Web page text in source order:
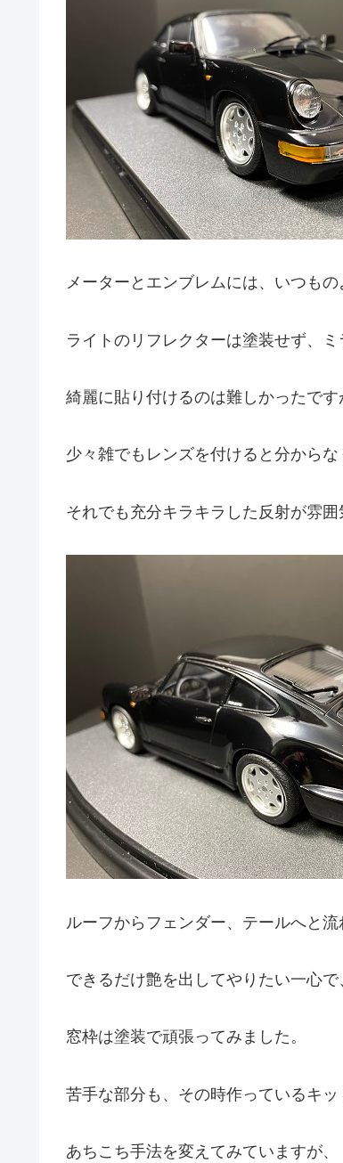
メーターとエンブレムには、いつもの
ライトのリフレクターは塗装せず、
綺麗に貼り付けるのは難しかったです
少々雑でもレンズを付けると分からな
それでも充分キラキラした反射が雰囲
ルーフからフェンダー、テールへと
できるだけ艶を出してやりたい一心で
窓枠は塗装で頑張ってみました。
苦手な部分も、その時作っているキッ
あちこち手法を変えてみていますが、